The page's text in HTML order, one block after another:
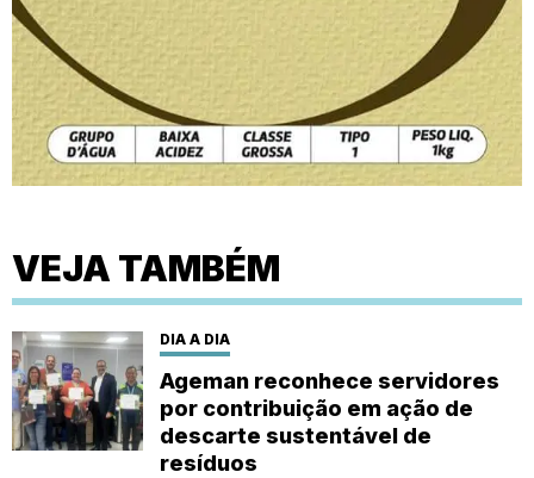
VEJA TAMBÉM
DIA A DIA
Ageman reconhece servidores
por contribuição em ação de
descarte sustentável de
resíduos